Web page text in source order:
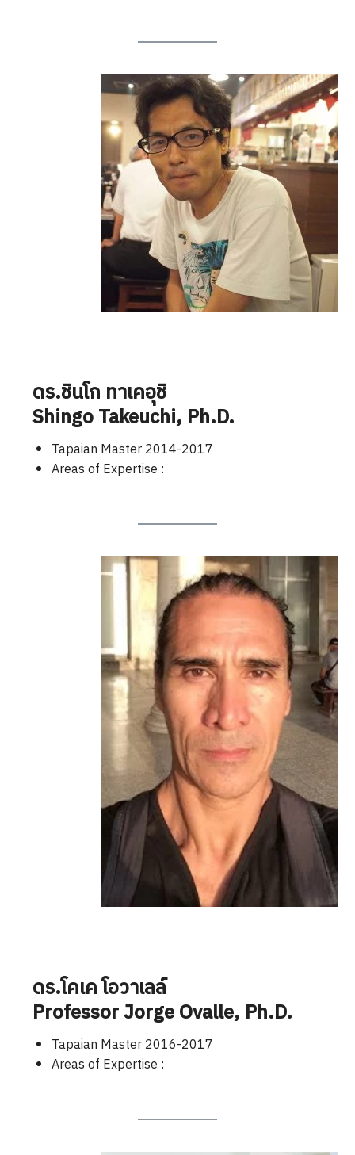
ดร.ชินโก ทาเคอุชิ
Shingo Takeuchi, Ph.D.
Tapaian Master 2014-2017
Areas of Expertise :
ดร.โคเค โอวาเลล์
ProfessorJorge Ovalle, Ph.D.
Tapaian Master 2016-2017
Areas of Expertise :